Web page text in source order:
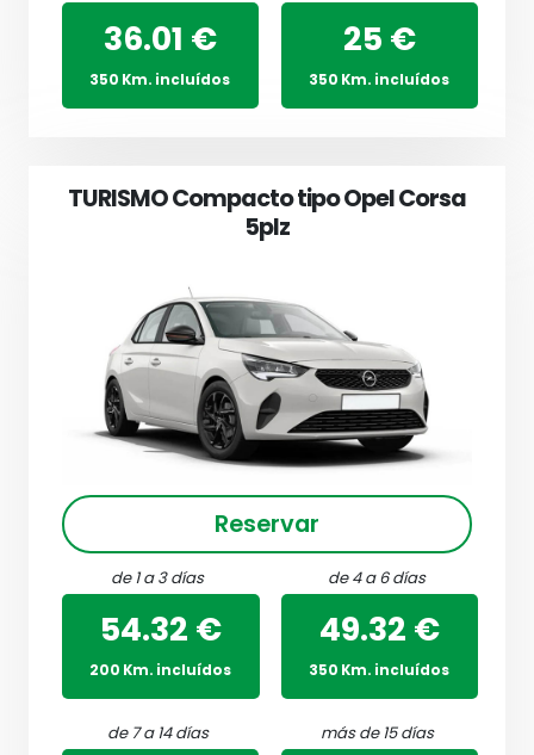
36.01 €
350 Km. incluídos
25 €
350 Km. incluídos
TURISMO Compacto tipo Opel Corsa
5plz
Reservar
de 1 a 3 días
54.32 €
200 Km. incluídos
de 4 a 6 días
49.32 €
350 Km. incluídos
de 7 a 14 días más de 15 días